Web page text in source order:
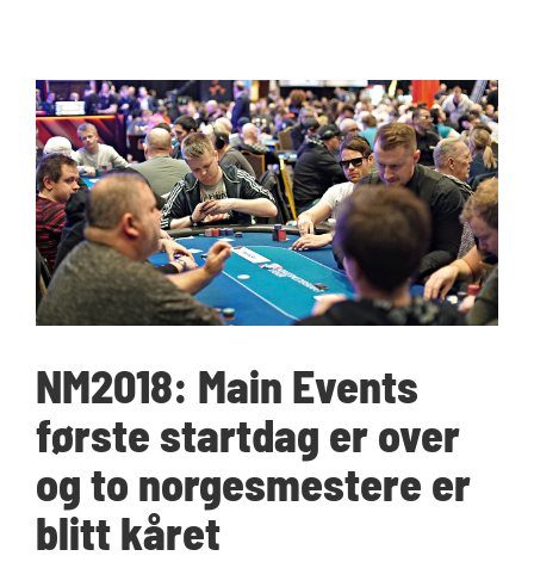
NM2018: Main Events
første startdag er over
og to norgesmestere er
blitt kåret